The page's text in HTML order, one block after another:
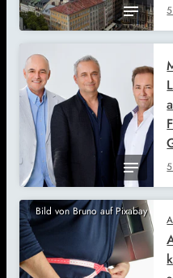
Bild von Bruno auf Pixabay